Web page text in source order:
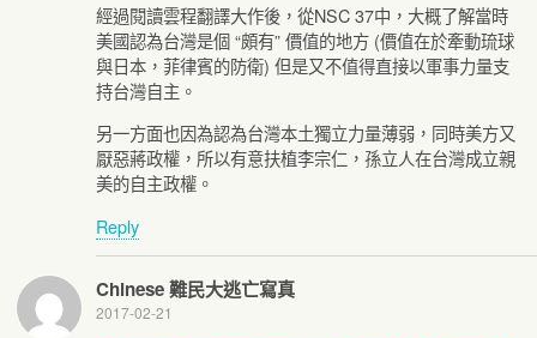
經過閱讀雲程翻譯大作後，從NSC 37中，大概了解當時
美國認為台灣是個 “頗有” 價值的地方 (價值在於牽動琉球
與日本，菲律賓的防衛) 但是又不值得直接以軍事力量支
持台灣自主。
另一方面也因為認為台灣本土獨立力量薄弱，同時美方又
厭惡蔣政權，所以有意扶植李宗仁，孫立人在台灣成立親
美的自主政權。
Reply
Chinese 難民大逃亡寫真
2017-02-21